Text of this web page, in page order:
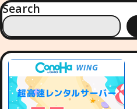
Search